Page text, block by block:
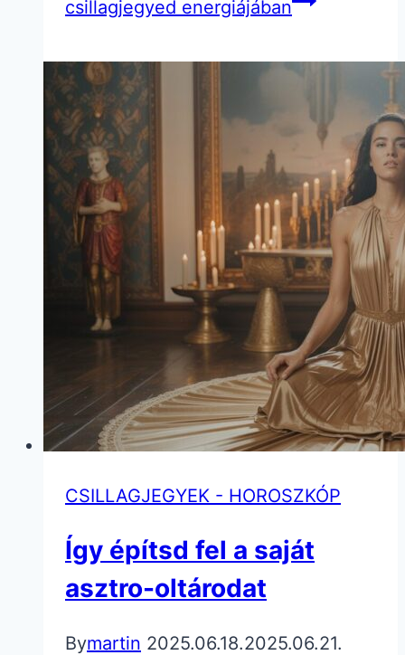
csillagjegyed energiájában
CSILLAGJEGYEK - HOROSZKÓP
Így építsd fel a saját
asztro-oltárodat
Bymartin 2025.06.18.2025.06.21.